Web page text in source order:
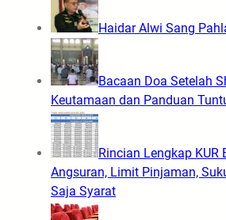
Haidar Alwi Sang
Bacaan Doa Setelah
Keutamaan dan Panduan
Rincian Lengkap KUR
Angsuran, Limit Pinjaman,
Saja Syarat